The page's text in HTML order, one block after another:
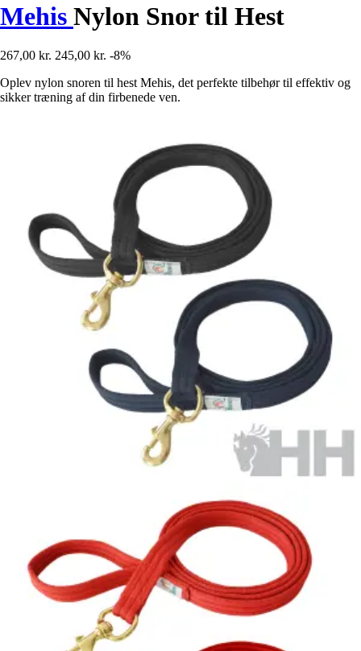
Mehis Nylon Snor til Hest
267,00 kr. 245,00 kr. -8%
Oplev nylon snoren til hest Mehis, det perfekte tilbehør til effektiv og
sikker træning af din firbenede ven.